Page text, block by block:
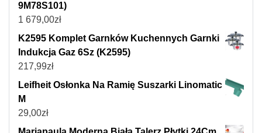
9M78S101)
1 679,00zł
K2595 Komplet Garnków Kuchennych Garnki
Indukcja Gaz 6Sz (K2595)
217,99zł
Leifheit Osłonka Na Ramię Suszarki Linomatic
M
29,00zł